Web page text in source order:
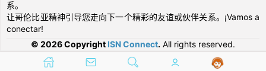
系。
让哥伦比亚精神引导您走向下一个精彩的友谊或伙伴关系。¡Vamos a
conectar!
© 2026 Copyright ISN Connect. All rights reserved.